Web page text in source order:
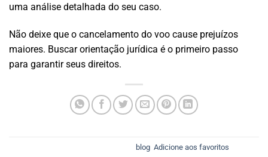
uma análise detalhada do seu caso.
Não deixe que o cancelamento do voo cause prejuízos
maiores. Buscar orientação jurídica é o primeiro passo
para garantir seus direitos.
blog Adicione aos favoritos